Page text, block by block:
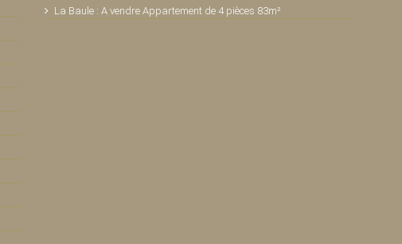
La Baule : A vendre Appartement de 4 pièces 83m²